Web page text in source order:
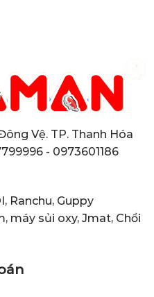
Vệ. TP. Thanh Hóa
- 0973601186
Ranchu, Guppy
máy sủi oxy, Jmat, Chổi